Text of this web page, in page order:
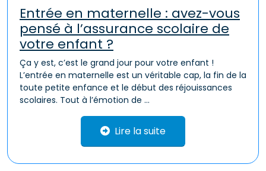
Entrée en maternelle : avez-vous
pensé à l’assurance scolaire de
votre enfant ?
Ça y est, c’est le grand jour pour votre enfant !
L’entrée en maternelle est un véritable cap, la fin de la
toute petite enfance et le début des réjouissances
scolaires. Tout à l’émotion de ...
Lire la suite